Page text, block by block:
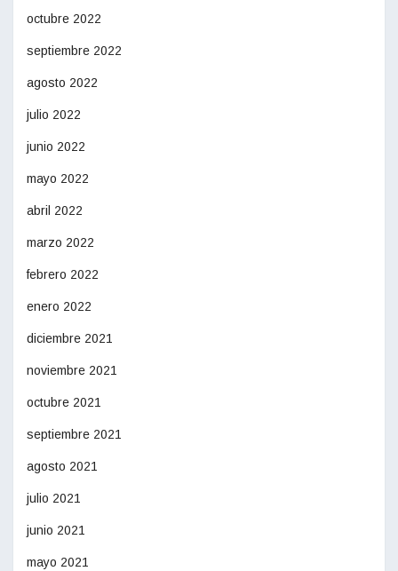
octubre 2022
septiembre 2022
agosto 2022
julio 2022
junio 2022
mayo 2022
abril 2022
marzo 2022
febrero 2022
enero 2022
diciembre 2021
noviembre 2021
octubre 2021
septiembre 2021
agosto 2021
julio 2021
junio 2021
mayo 2021